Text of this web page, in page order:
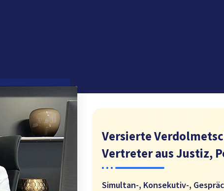
Versierte
Vertreter aus Justiz,
Simultan-, Konsekutiv-,